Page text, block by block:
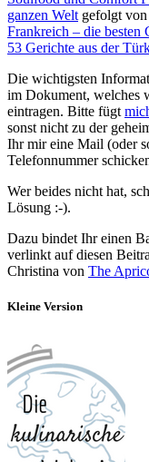
ganzen Welt gefolgt
Frankreich – die besten
53 Gerichte aus der
Die wichtigsten
im Dokument, welches
eintragen. Bitte fügt
sonst nicht zu der
Ihr mir eine Mail (oder
Telefonnummer
Wer beides nicht hat,
Lösung :-).
Dazu bindet Ihr einen
verlinkt auf diesen
Christina von The
Kleine Version